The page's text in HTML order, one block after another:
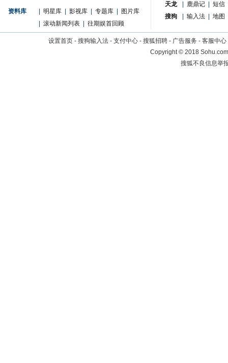
资料库 明星库 影视库 专题库
图片库
滚动新闻列表 往期娱首回顾
天龙
鹿鼎记
短信
搜狗
输入法 地图
设置首页 - 搜狗输入法 - 支付中心 - 搜狐招聘 - 广告服务 - 客服中心
Copyright©2018
搜狐不良信息举